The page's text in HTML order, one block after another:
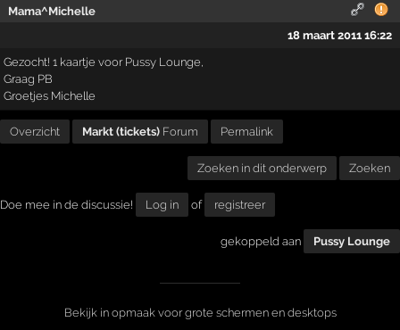
Mama^Michelle
18 maart 2011 16:22
Gezocht! 1 kaartje voor Pussy Lounge,
Graag PB
Groetjes Michelle
Overzicht Markt (tickets) Forum Permalink
Zoeken in dit onderwerp Zoeken
Doe mee in de discussie! Log in of registreer
gekoppeld aan Pussy Lounge
Bekijk in opmaak voor grote schermen en desktops